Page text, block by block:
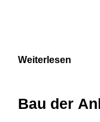
Weiterlesen
Bau der